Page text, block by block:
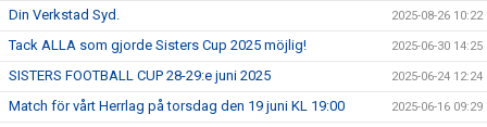
Din Verkstad Syd. 2025-08-26 10:22
Tack ALLA som gjorde Sisters Cup 2025 möjlig! 2025-06-30 14:25
SISTERS FOOTBALL CUP 28-29:e juni 2025 2025-06-24 12:24
Match för vårt Herrlag på torsdag den 19 juni KL 19:00 2025-06-16 09:29